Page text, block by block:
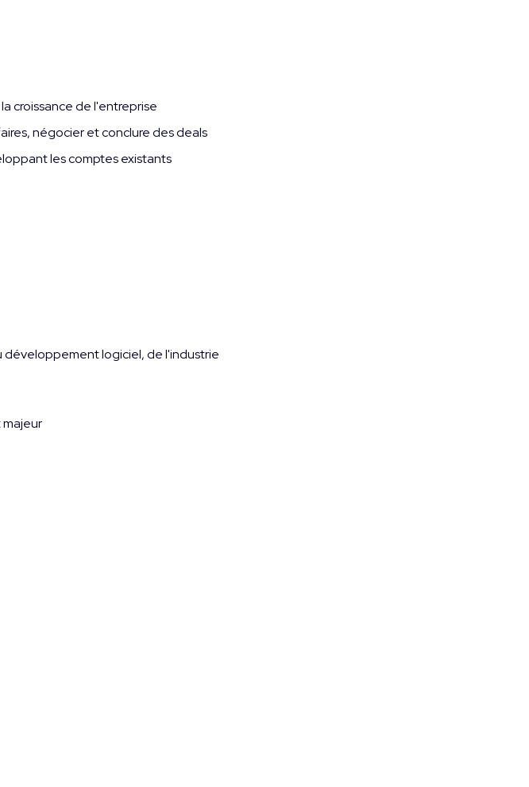
croissance de l'entreprise
négocier et conclure des deals
les comptes existants
développement logiciel, de l'industrie